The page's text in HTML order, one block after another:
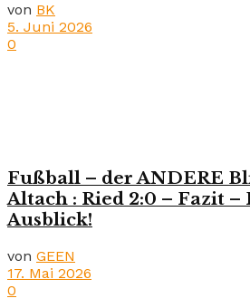
von BK
5. Juni 2026
0
Fußball – der ANDERE
Altach : Ried 2:0 – Fazit –
Ausblick!
von GEEN
17. Mai 2026
0